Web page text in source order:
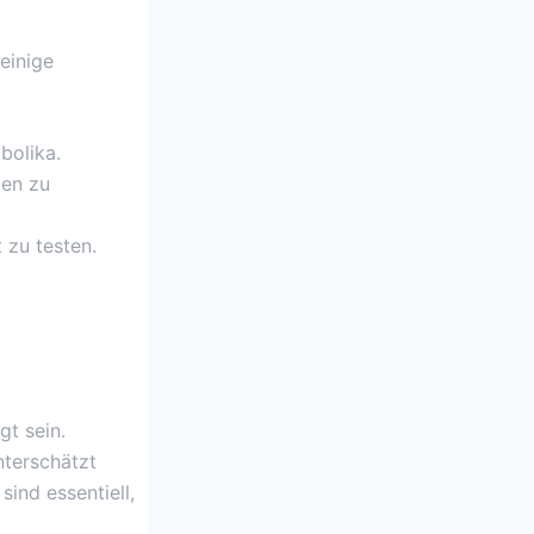
zu
zu testen.
sein.
essentiell,